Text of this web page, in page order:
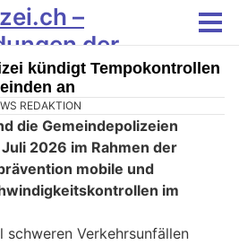
kündigt Tempokontrollen
an
REDAKTION
die Gemeindepolizeien
2026 im Rahmen der
mobile und
im
Verkehrsunfällen